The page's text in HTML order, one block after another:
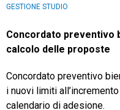
GESTIONE STUDIO
Concordato preventivo
calcolo delle proposte
Concordato preventivo
i nuovi limiti
calendario di adesione.